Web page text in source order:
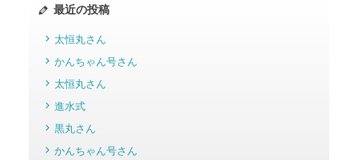
最近の投稿
太恒丸さん
かんちゃん号さん
太恒丸さん
進水式
黒丸さん
かんちゃん号さん